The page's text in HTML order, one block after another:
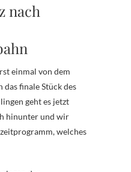
nach
einmal von dem
finale Stück des
geht es jetzt
hinunter und wir
welches